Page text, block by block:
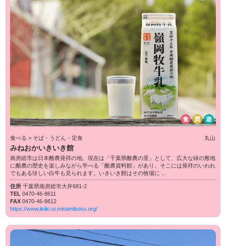
食 買 遊
食べる > そば・うどん・定食 丸山
みねおかいきいき館
南房総市は日本酪農発祥の地。現在は「千葉県酪農の里」として、広大な緑の敷地
に酪農の歴史を楽しみながら学べる「酪農資料館」があり、そこには発祥のいわれ
でもある珍しい白牛も見られます。いきいき館はその牧場に ...
住所千葉県南房総市大井681-2
TEL0470-46-8611
FAX0470-46-8612
https://www.ikiiki.oi.minamiboso.org/